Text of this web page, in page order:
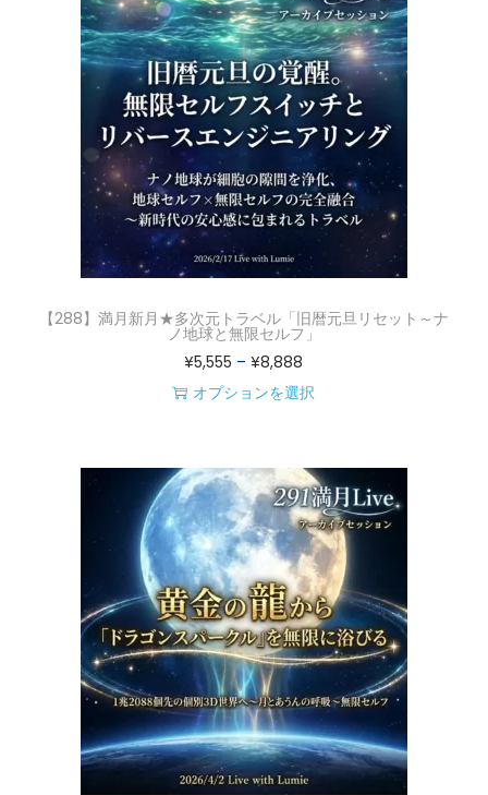
【288】満月新月★多次元トラベル「旧暦元旦リセット～ナ
ノ地球と無限セルフ」
¥5,555 –¥8,888
格
¥
5
,
5
5
5
–
¥
8
,
8
オプションを選択
品
に
は
複
数
の
バ
リ
エ
ー